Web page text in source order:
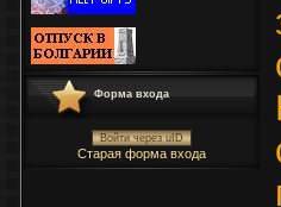
Форма входа
Войти через uID
Старая форма входа